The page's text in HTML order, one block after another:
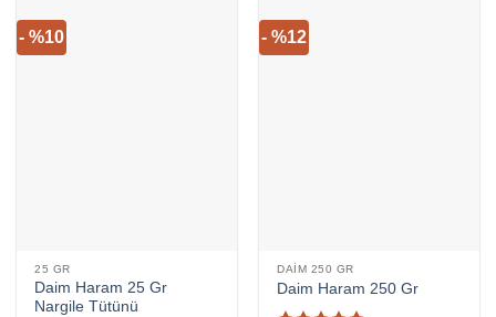
- %10
25 GR
Daim Haram 25 Gr
Nargile Tütünü
- %12
DAIM 250 GR
Daim Haram 250 Gr